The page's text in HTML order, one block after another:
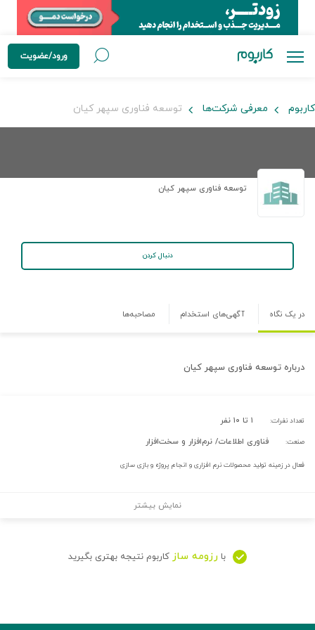
ورود/عضویت
کاربوم معرفی شرکت‌ها توسعه فناوری سپهر کیان
توسعه فناوری سپهر کیان
دنبال کردن
در یک نگاه آگهی‌های استخدام مصاحبه‌ها
درباره توسعه فناوری سپهر کیان
تعداد نفرات: ۱ تا ۱۰ نفر
صنعت: فناوری اطلاعات/ نرم‌افزار و سخت‌افزار
فعال در زمینه تولید محصولات نرم افزاری و انجام پروژه و بازی سازی
نمایش بیشتر
با رزومه ساز کاربوم نتیجه بهتری بگیرید